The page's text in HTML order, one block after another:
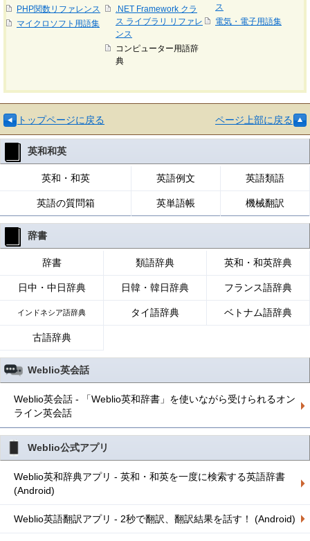
PHP関数リファレンス
マイクロソフト用語集
.NET Framework クラ
ス ライブラリ リファレ
ンス
コンピューター用語辞
典
ス
電気・電子用語集
トップページに戻る ページ上部に戻る
英和和英
英和・和英 英語例文 英語類語
英語の質問箱 英単語帳 機械翻訳
辞書
辞書 類語辞典 英和・和英辞典
日中・中日辞典 日韓・韓日辞典 フランス語辞典
インドネシア語辞典 タイ語辞典 ベトナム語辞典
古語辞典
Weblio英会話
Weblio英会話 - 「Weblio英和辞書」を使いながら受けられるオン
ライン英会話
Weblio公式アプリ
Weblio英和辞典アプリ - 英和・和英を一度に検索する英語辞書
(Android)
Weblio英語翻訳アプリ - 2秒で翻訳、翻訳結果を話す！ (Android)